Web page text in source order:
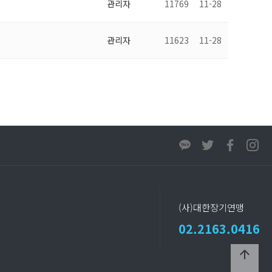
관리자 11769 11-28
관리자 11623 11-28
arrow_upward
(사)대한장기연맹
02.2163.0416